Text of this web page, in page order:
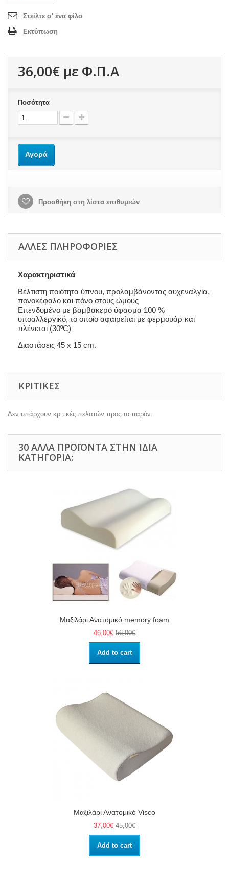
Στείλτε σ' ένα φίλο
Εκτύπωση
36,00€ με Φ.Π.Α
Ποσότητα
Αγορά
Προσθήκη στη λίστα επιθυμιών
ΆΛΛΕΣ ΠΛΗΡΟΦΟΡΊΕΣ
Χαρακτηριστικά
Βέλτιστη ποιότητα ύπνου, προλαμβάνοντας αυχεναλγία,
πονοκέφαλο και πόνο στους ώμους
Επενδυμένο με βαμβακερό ύφασμα 100 %
υποαλλεργικό, το οποίο αφαιρείται με φερμουάρ και
πλένεται (30ºC)
Διαστάσεις 45 x 15 cm.
ΚΡΙΤΙΚΈΣ
Δεν υπάρχουν κριτικές πελατών προς το παρόν.
30 ΆΛΛΑ ΠΡΟΪΌΝΤΑ ΣΤΗΝ ΊΔΙΑ
ΚΑΤΗΓΟΡΊΑ:
Μαξιλάρι Ανατομικό memory foam
46,00€ 56,00€
Add to cart
Μαξιλάρι Ανατομικό Visco
37,00€ 45,00€
Add to cart